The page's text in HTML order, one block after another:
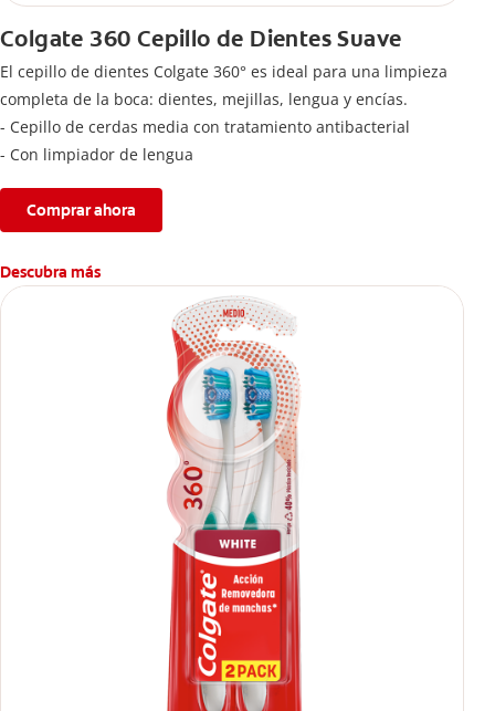
Colgate 360 Cepillo de Dientes Suave
El cepillo de dientes Colgate 360° es ideal para una limpieza
completa de la boca: dientes, mejillas, lengua y encías.
- Cepillo de cerdas media con tratamiento antibacterial
- Con limpiador de lengua
Comprar ahora
Descubra más